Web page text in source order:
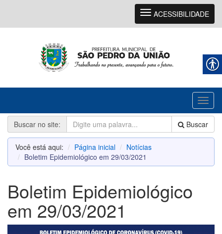
Navegação
ACESSIBILIDADE
Buscar no site:
Buscar
Você está aqui: Página inicial
Notícias
Boletim Epidemiológico em 29/03/2021
Boletim Epidemiológico
em 29/03/2021